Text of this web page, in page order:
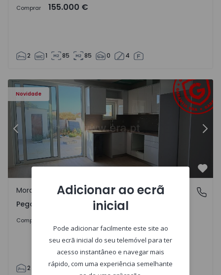
Comprar 155.000 €
2 1 85 85 0 4
Novidade
Moradia T2 Abrantes, Pego - 1575171 - 9
Anterior
Pego, Abrantes
Moradia
Pego, Abrantes
Comprar
2 99 59 110 0
Adicionar ao ecrã
inicial
Pode adicionar facilmente este site ao
seu ecrã inicial do seu telemóvel para ter
acesso instantâneo e navegar mais
rápido, com uma experiência semelhante